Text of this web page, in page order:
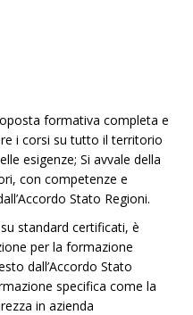
formativa completa e
i corsi su tutto il territorio
esigenze; Si avvale della
con competenze e
Stato Regioni.
standard certificati, è
per la formazione
dall’Accordo Stato
specifica come la
in azienda